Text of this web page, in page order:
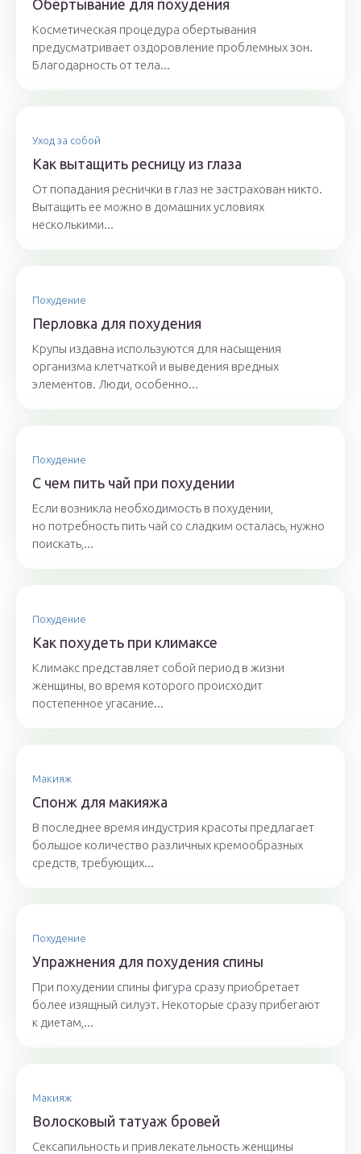
Обертывание для похудения
Косметическая процедура обертывания
предусматривает оздоровление проблемных зон.
Благодарность от тела...
Уход за собой
Как вытащить ресницу из глаза
От попадания реснички в глаз не застрахован никто.
Вытащить ее можно в домашних условиях
несколькими...
Похудение
Перловка для похудения
Крупы издавна используются для насыщения
организма клетчаткой и выведения вредных
элементов. Люди, особенно...
Похудение
С чем пить чай при похудении
Если возникла необходимость в похудении,
но потребность пить чай со сладким осталась, нужно
поискать,...
Похудение
Как похудеть при климаксе
Климакс представляет собой период в жизни
женщины, во время которого происходит
постепенное угасание...
Макияж
Спонж для макияжа
В последнее время индустрия красоты предлагает
большое количество различных кремообразных
средств, требующих...
Похудение
Упражнения для похудения спины
При похудении спины фигура сразу приобретает
более изящный силуэт. Некоторые сразу прибегают
к диетам,...
Макияж
Волосковый татуаж бровей
Сексапильность и привлекательность женщины